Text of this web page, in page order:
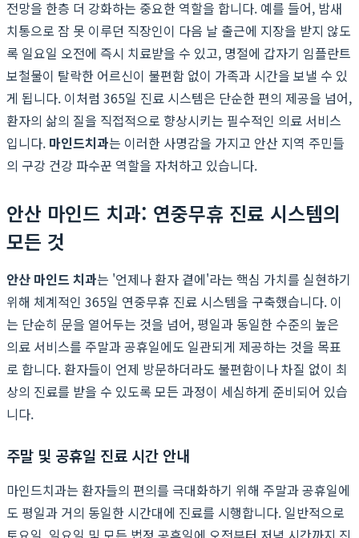
전망을 한층 더 강화하는 중요한 역할을 합니다. 예를 들어, 밤새
치통으로 잠 못 이루던 직장인이 다음 날 출근에 지장을 받지 않도
록 일요일 오전에 즉시 치료받을 수 있고, 명절에 갑자기 임플란트
보철물이 탈락한 어르신이 불편함 없이 가족과 시간을 보낼 수 있
게 됩니다. 이처럼 365일 진료 시스템은 단순한 편의 제공을 넘어,
환자의 삶의 질을 직접적으로 향상시키는 필수적인 의료 서비스
입니다. 마인드치과는 이러한 사명감을 가지고 안산 지역 주민들
의 구강 건강 파수꾼 역할을 자처하고 있습니다.
안산 마인드 치과: 연중무휴 진료 시스템의
모든 것
안산 마인드 치과는 '언제나 환자 곁에'라는 핵심 가치를 실현하기
위해 체계적인 365일 연중무휴 진료 시스템을 구축했습니다. 이
는 단순히 문을 열어두는 것을 넘어, 평일과 동일한 수준의 높은
의료 서비스를 주말과 공휴일에도 일관되게 제공하는 것을 목표
로 합니다. 환자들이 언제 방문하더라도 불편함이나 차질 없이 최
상의 진료를 받을 수 있도록 모든 과정이 세심하게 준비되어 있습
니다.
주말 및 공휴일 진료 시간 안내
마인드치과는 환자들의 편의를 극대화하기 위해 주말과 공휴일에
도 평일과 거의 동일한 시간대에 진료를 시행합니다. 일반적으로